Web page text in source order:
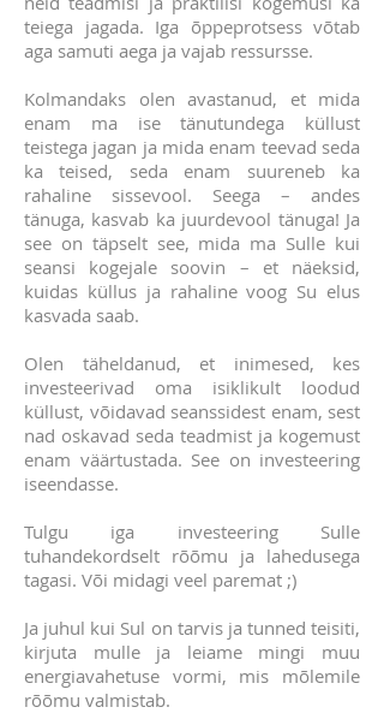
teiega jagada. Iga õppeprotsess võtab
aga samuti aega ja vajab ressursse.
Kolmandaks olen avastanud, et mida
enam ma ise tänutundega küllust
teistega jagan ja mida enam teevad seda
ka teised, seda enam suureneb ka
rahaline sissevool. Seega – andes
tänuga, kasvab ka juurdevool tänuga! Ja
see on täpselt see, mida ma Sulle kui
seansi kogejale soovin – et näeksid,
kuidas küllus ja rahaline voog Su elus
kasvada saab.
Olen täheldanud, et inimesed, kes
investeerivad oma isiklikult loodud
küllust, võidavad seanssidest enam, sest
nad oskavad seda teadmist ja kogemust
enam väärtustada. See on investeering
iseendasse.
Tulgu iga investeering Sulle
tuhandekordselt rõõmu ja lahedusega
tagasi. Või midagi veel paremat ;)
Ja juhul kui Sul on tarvis ja tunned teisiti,
kirjuta mulle ja leiame mingi muu
energiavahetuse vormi, mis mõlemile
rõõmu valmistab.